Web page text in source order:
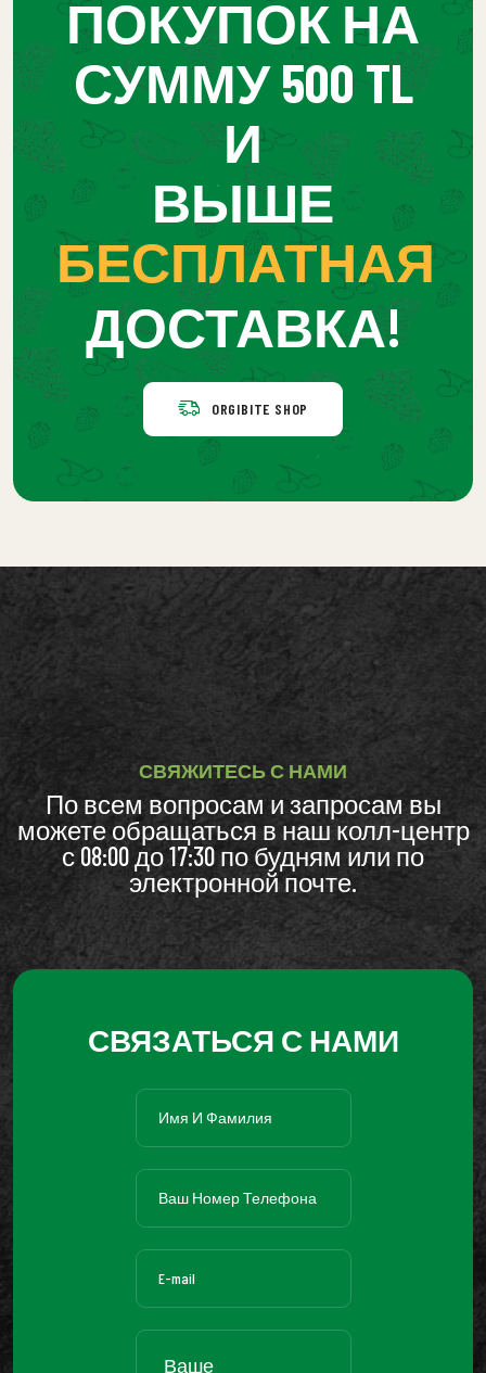
ПОКУПОК НА
СУММУ 500 TL
И
ВЫШЕ
БЕСПЛАТНАЯ
ДОСТАВКА!
ORGIBITE SHOP
СВЯЖИТЕСЬ С НАМИ
По всем вопросам и запросам вы
можете обращаться в наш колл-центр
с 08:00 до 17:30 по будням или по
электронной почте.
СВЯЗАТЬСЯ С НАМИ